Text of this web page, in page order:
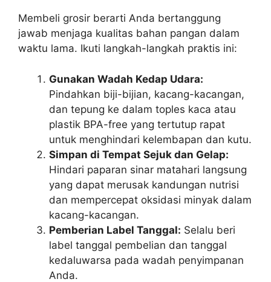
Membeli grosir berarti Anda bertanggung
jawab menjaga kualitas bahan pangan dalam
waktu lama. Ikuti langkah-langkah praktis ini:
Gunakan Wadah Kedap Udara:
Pindahkan biji-bijian, kacang-kacangan,
dan tepung ke dalam toples kaca atau
plastik BPA-free yang tertutup rapat
untuk menghindari kelembapan dan kutu.
Simpan di Tempat Sejuk dan Gelap:
Hindari paparan sinar matahari langsung
yang dapat merusak kandungan nutrisi
dan mempercepat oksidasi minyak dalam
kacang-kacangan.
Pemberian Label Tanggal: Selalu beri
label tanggal pembelian dan tanggal
kedaluwarsa pada wadah penyimpanan
Anda.